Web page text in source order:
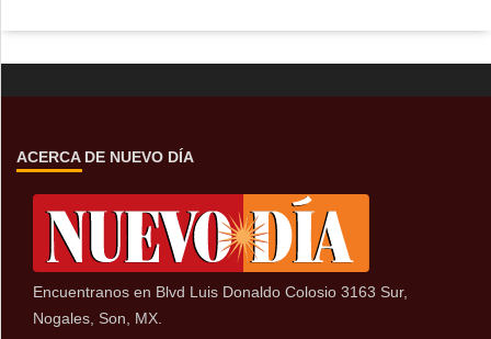
ACERCA DE NUEVO DÍA
Encuentranos en Blvd Luis Donaldo Colosio 3163 Sur,
Nogales, Son, MX.